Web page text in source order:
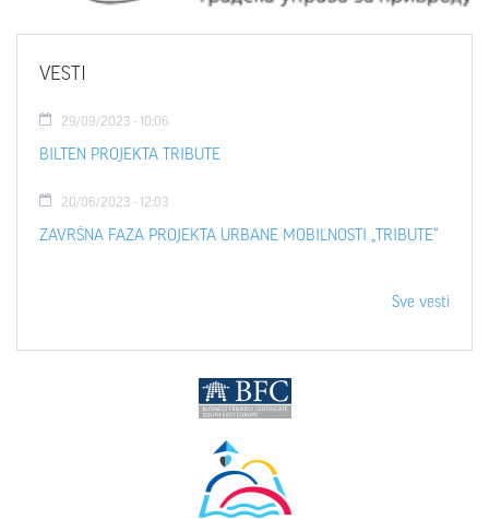
VESTI
29/09/2023 - 10:06
BILTEN PROJEKTA TRIBUTE
20/06/2023 - 12:03
ZAVRŠNA FAZA PROJEKTA URBANE MOBILNOSTI „TRIBUTE“
Sve vesti